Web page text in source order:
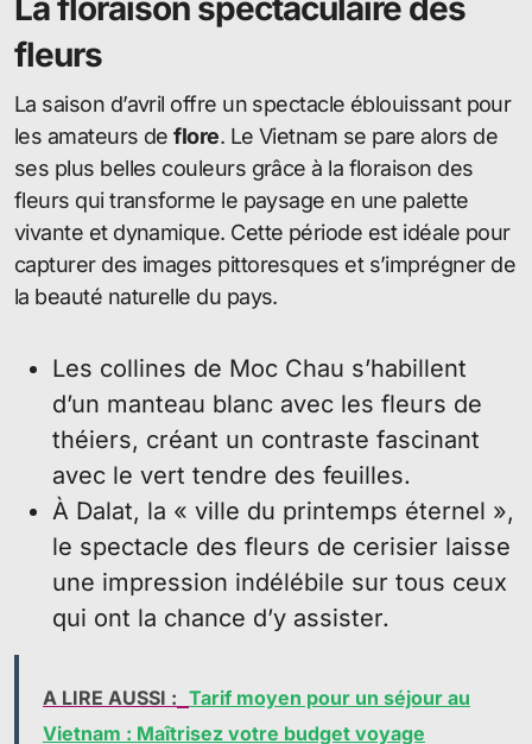
La floraison spectaculaire des
fleurs
La saison d’avril offre un spectacle éblouissant pour
les amateurs deflore. Le Vietnam se pare alors de
ses plus belles couleurs grâce à la floraison des
fleurs qui transforme le paysage en une palette
vivante et dynamique. Cette période est idéale pour
capturer des images pittoresques et s’imprégner de
la beauté naturelle du pays.
Les collines de Moc Chau s’habillent
d’un manteau blanc avec les fleurs de
théiers, créant un contraste fascinant
avec le vert tendre des feuilles.
À Dalat, la « ville du printemps éternel »,
le spectacle des fleurs de cerisier laisse
une impression indélébile sur tous ceux
qui ont la chance d’y assister.
A LIRE AUSSI : Tarif moyen pour un séjour au
Vietnam : Maîtrisez votre budget voyage